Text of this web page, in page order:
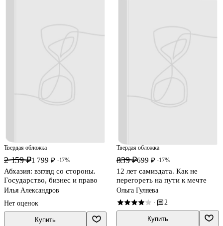
Твердая обложка
2 159 ₽1 799 ₽ -17%
Абхазия: взгляд со стороны.
Государство, бизнес и право
Илья Александров
Нет оценок
Купить
Твердая обложка
839 ₽699 ₽ -17%
12 лет самиздата. Как не
перегореть на пути к мечте
Ольга Гуляева
· 2
Купить